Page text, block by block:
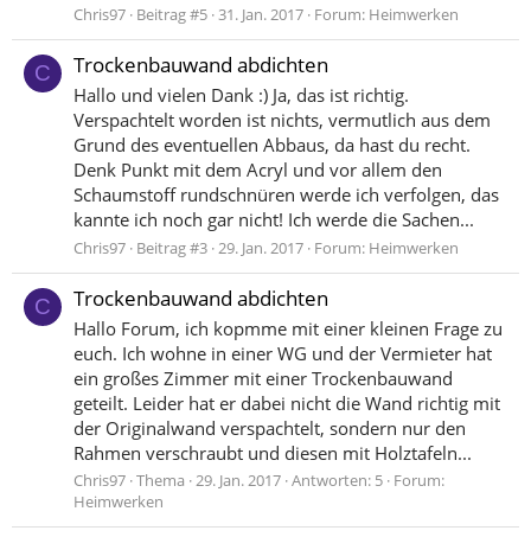
Chris97 Beitrag #5 31. Jan. 2017 Forum: Heimwerken
C Trockenbauwand abdichten
Hallo und vielen Dank :) Ja, das ist richtig.
Verspachtelt worden ist nichts, vermutlich aus dem
Grund des eventuellen Abbaus, da hast du recht.
Denk Punkt mit dem Acryl und vor allem den
Schaumstoff rundschnüren werde ich verfolgen, das
kannte ich noch gar nicht! Ich werde die Sachen...
Chris97 Beitrag #3 29. Jan. 2017 Forum: Heimwerken
C Trockenbauwand abdichten
Hallo Forum, ich kopmme mit einer kleinen Frage zu
euch. Ich wohne in einer WG und der Vermieter hat
ein großes Zimmer mit einer Trockenbauwand
geteilt. Leider hat er dabei nicht die Wand richtig mit
der Originalwand verspachtelt, sondern nur den
Rahmen verschraubt und diesen mit Holztafeln...
Chris97 Thema 29. Jan. 2017 Antworten: 5 Forum:
Heimwerken